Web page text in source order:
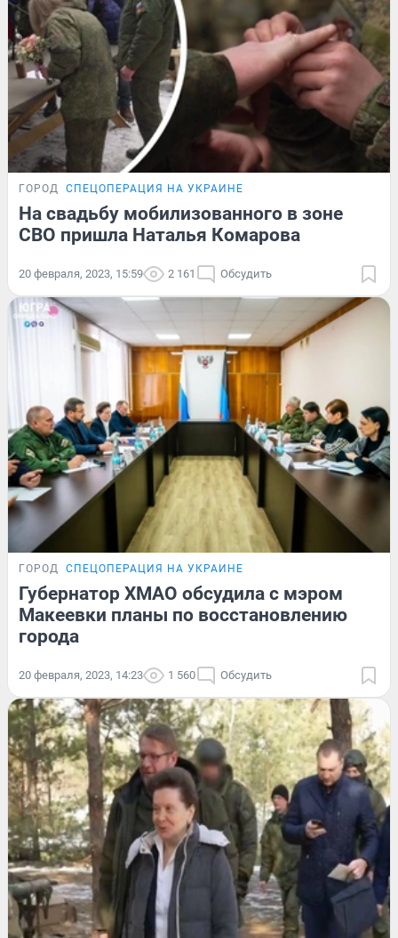
ГОРОД СПЕЦОПЕРАЦИЯ НА УКРАИНЕ
На свадьбу мобилизованного в зоне
СВО пришла Наталья Комарова
20 февраля, 2023, 15:59 2 161 Обсудить
ГОРОД СПЕЦОПЕРАЦИЯ НА УКРАИНЕ
Губернатор ХМАО обсудила с мэром
Макеевки планы по восстановлению
города
20 февраля, 2023, 14:23 1 560 Обсудить